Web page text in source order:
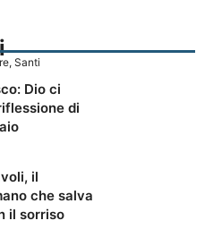
, Santi
Dio ci
di
il
che salva
il sorriso